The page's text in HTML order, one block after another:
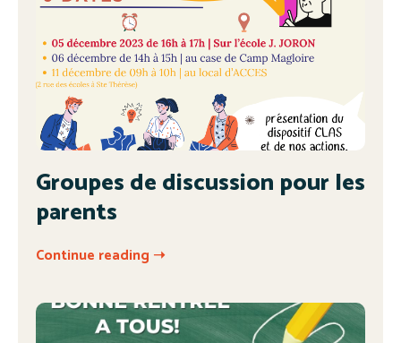
Groupes de discussion pour les
parents
Continue reading ➝